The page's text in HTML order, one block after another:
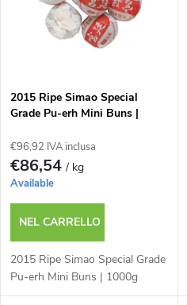
r
o
d
o
t
t
t
t
i
2015 Ripe Simao Special
Grade Pu-erh Mini Buns |
€96,92 IVA inclusa
€86,54/ kg
Available
NEL CARRELLO
2015 Ripe Simao Special Grade
Pu-erh Mini Buns | 1000g